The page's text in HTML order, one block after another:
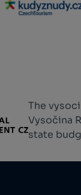
The
Vysočina
state